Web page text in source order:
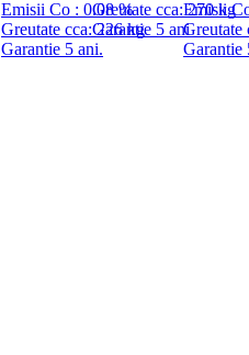
Emisii Co : 0.08 %
Greutate cca: 226 kg
Garantie 5 ani.
Greutate cca: 270 kg
Garantie 5 ani
Emisii
Greutate
Garantie